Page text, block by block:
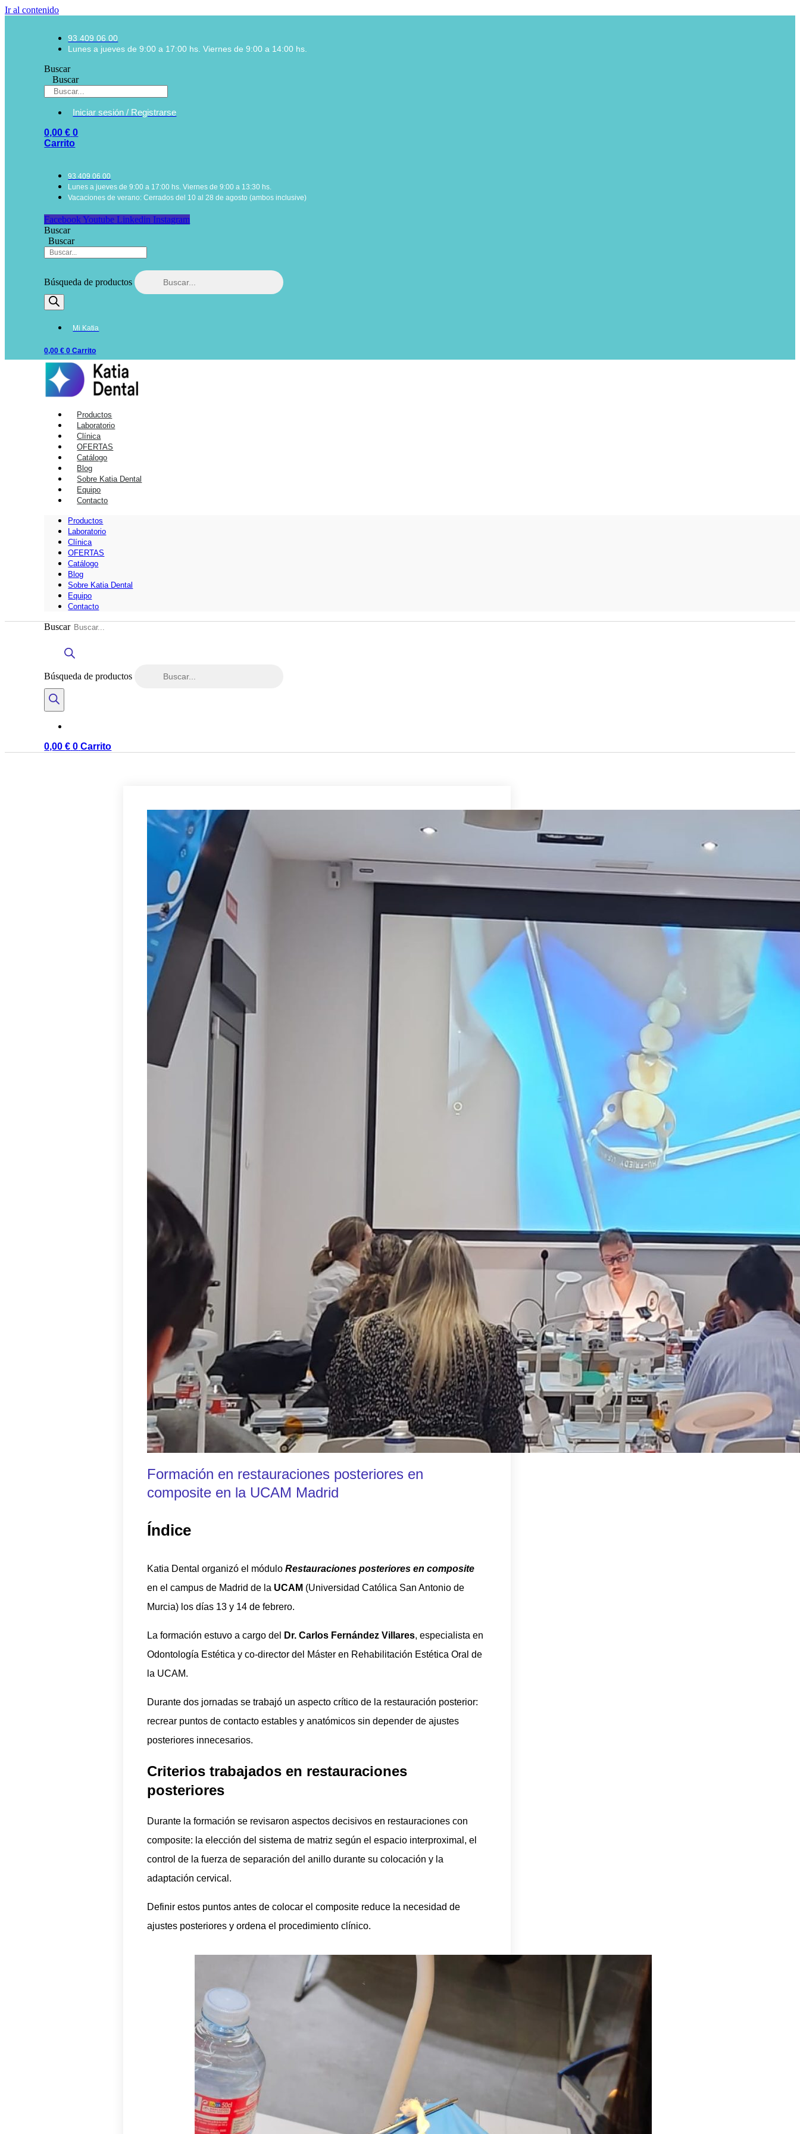
Ir al contenido
93 409 06 00
Lunes a jueves de 9:00 a 17:00 hs. Viernes de 9:00 a 14:00 hs.
Buscar
Buscar
Iniciar sesión / Registrarse
0,00€ 0
Carrito
93 409 06 00
Lunes a jueves de 9:00 a 17:00 hs. Viernes de 9:00 a 13:30 hs.
Vacaciones de verano: Cerrados del 10 al 28 de agosto (ambos inclusive)
Facebook Youtube Linkedin Instagram
Buscar
Buscar
Búsqueda de productos
Mi Katia
0,00€ 0 Carrito
Productos
Laboratorio
Clínica
OFERTAS
Catálogo
Blog
Sobre Katia Dental
Equipo
Contacto
Productos
Laboratorio
Clínica
OFERTAS
Catálogo
Blog
Sobre Katia Dental
Equipo
Contacto
Buscar
Búsqueda de productos
0,00€ 0 Carrito
Formación en restauraciones posteriores en
composite en la UCAM Madrid
Índice
Katia Dental organizó el móduloRestauraciones posteriores en composite
en el campus de Madrid de la UCAM (Universidad Católica San Antonio de
Murcia) los días 13 y 14 de febrero.
La formación estuvo a cargo del Dr. Carlos Fernández Villares, especialista en
Odontología Estética y co-director del Máster en Rehabilitación Estética Oral de
la UCAM.
Durante dos jornadas se trabajó un aspecto crítico de la restauración posterior:
recrear puntos de contacto estables y anatómicos sin depender de ajustes
posteriores innecesarios.
Criterios trabajados en restauraciones
posteriores
Durante la formación se revisaron aspectos decisivos en restauraciones con
composite: la elección del sistema de matriz según el espacio interproximal, el
control de la fuerza de separación del anillo durante su colocación y la
adaptación cervical.
Definir estos puntos antes de colocar el composite reduce la necesidad de
ajustes posteriores y ordena el procedimiento clínico.